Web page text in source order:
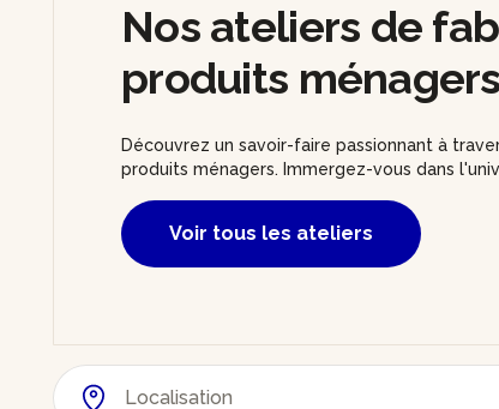
Nos ateliers de
produits ménagers
Découvrez un savoir-faire passionnant à
produits ménagers. Immergez-vous dans
Voir tous les ateliers